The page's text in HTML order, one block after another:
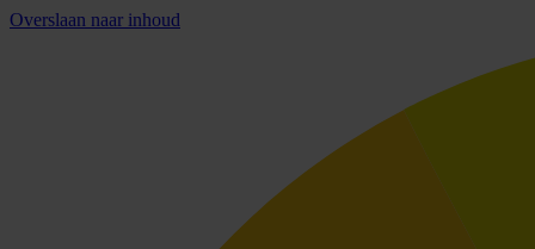
Overslaan naar inhoud